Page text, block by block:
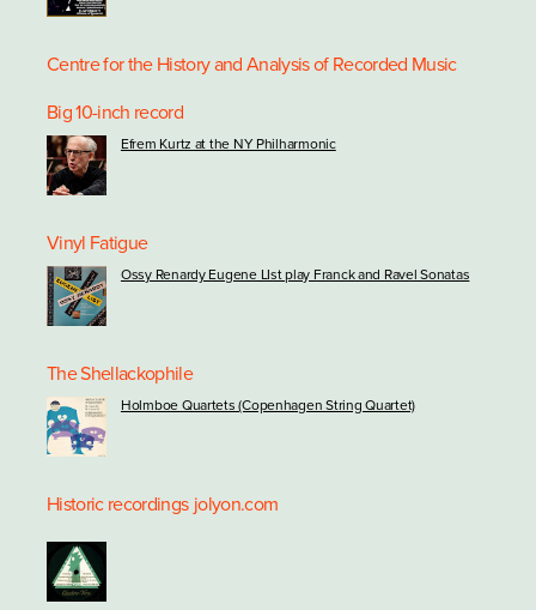
Centre for the History and Analysis of Recorded Music
Big 10-inch record
Efrem Kurtz at the NY Philharmonic
Vinyl Fatigue
Ossy Renardy Eugene LIst play Franck and Ravel Sonatas
The Shellackophile
Holmboe Quartets (Copenhagen String Quartet)
Historic recordings jolyon.com